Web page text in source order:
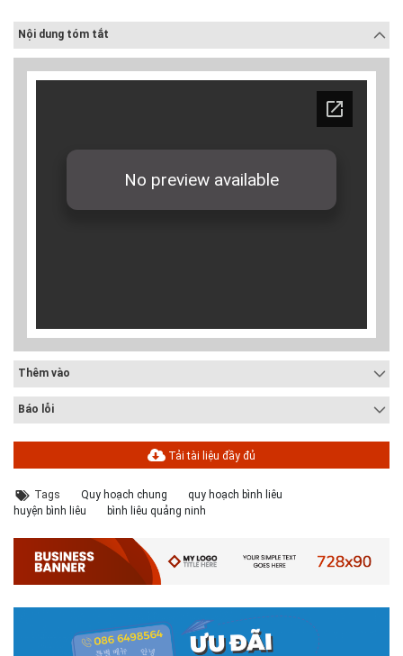
Nội dung tóm tắt
Thêm vào
Báo lỗi
Tải tài liệu đầy đủ
Tags Quy hoạch chung
quy hoạch bình liêu
huyện bình liêu
bình liêu quảng ninh
# 05.04.2025 | 17:16